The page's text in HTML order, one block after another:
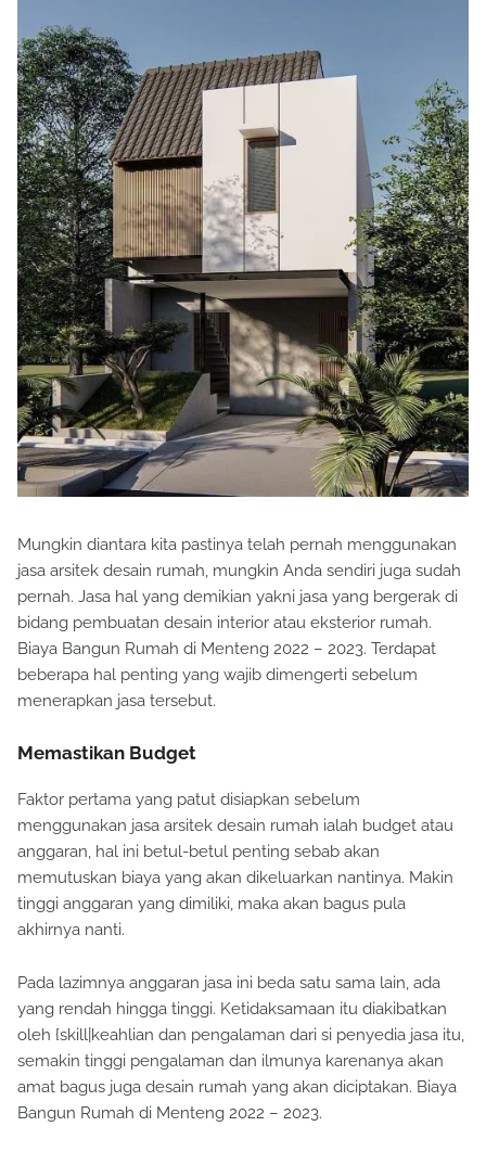
Mungkin diantara kita pastinya telah pernah menggunakan
jasa arsitek desain rumah, mungkin Anda sendiri juga sudah
pernah. Jasa hal yang demikian yakni jasa yang bergerak di
bidang pembuatan desain interior atau eksterior rumah.
Biaya Bangun Rumah di Menteng 2022 – 2023. Terdapat
beberapa hal penting yang wajib dimengerti sebelum
menerapkan jasa tersebut.
Memastikan Budget
Faktor pertama yang patut disiapkan sebelum
menggunakan jasa arsitek desain rumah ialah budget atau
anggaran, hal ini betul-betul penting sebab akan
memutuskan biaya yang akan dikeluarkan nantinya. Makin
tinggi anggaran yang dimiliki, maka akan bagus pula
akhirnya nanti.
Pada lazimnya anggaran jasa ini beda satu sama lain, ada
yang rendah hingga tinggi. Ketidaksamaan itu diakibatkan
oleh {skill|keahlian dan pengalaman dari si penyedia jasa itu,
semakin tinggi pengalaman dan ilmunya karenanya akan
amat bagus juga desain rumah yang akan diciptakan. Biaya
Bangun Rumah di Menteng 2022 – 2023.